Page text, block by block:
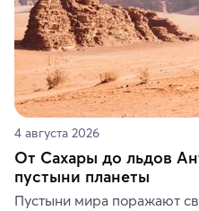
4 августа 2026
От Сахары до льдов
пустыни планеты
Пустыни мира поражают